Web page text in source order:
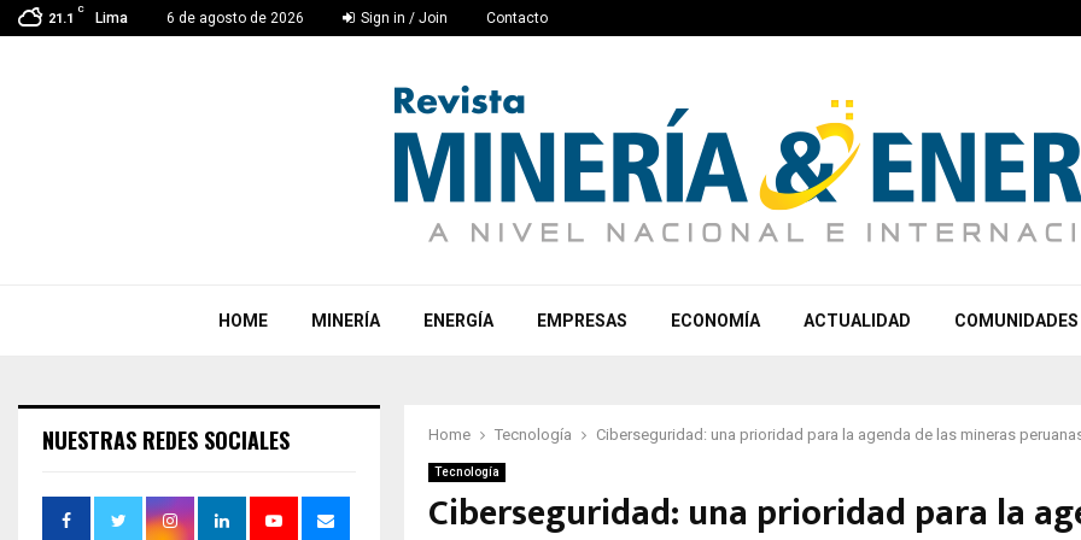
21.1
C
Lima 6 de agosto de 2026 Sign in / Join Contacto
HOME MINERÍA ENERGÍA EMPRESAS ECONOMÍA ACTUALIDAD COMUNIDADES
Home Tecnología Ciberseguridad: una prioridad para la agenda de las mineras
Tecnología
Ciberseguridad: una prioridad para la
NUESTRAS REDES SOCIALES